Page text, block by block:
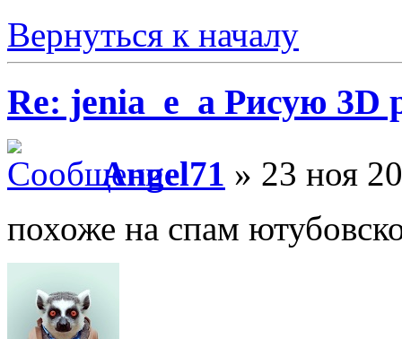
Вернуться к началу
Re: jenia_e_a Рисую 3D
Angel71 » 23 ноя
похоже на спам